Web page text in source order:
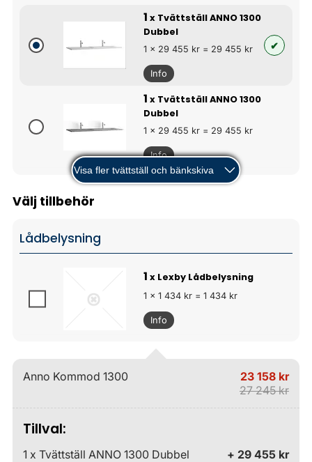
1 x Tvättställ ANNO 1300
Dubbel
1 x 29 455 kr = 29 455 kr
Info
1 x Tvättställ ANNO 1300
Dubbel
1 x 29 455 kr = 29 455 kr
Info
Visa fler tvättställ och bänkskiva
Välj tillbehör
Lådbelysning
1 x Lexby Lådbelysning
1 x 1 434 kr = 1 434 kr
Info
Anno Kommod 1300
23 158 kr
27 245 kr
Tillval:
1 x Tvättställ ANNO 1300 Dubbel + 29 455 kr